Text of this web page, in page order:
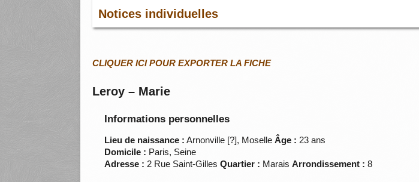
Notices individuelles
CLIQUER ICI POUR EXPORTER LA FICHE
Leroy – Marie
Informations personnelles
Lieu de naissance : Arnonville [?], Moselle Âge : 23 ans
Domicile : Paris, Seine
Adresse : 2 Rue Saint-GillesQuartier : MaraisArrondissement : 8